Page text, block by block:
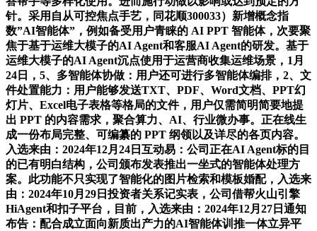
针。采用自从可控焦点手艺，同花顺300033）新增概念指
数”AI智能体”，例如备受用户青睐的 AI PPT 智能体，次要聚
焦于基于运维大模子的AI Agent和客服AI Agent的研发。基于
运维大模子的AI Agent沉点使用于运营商收集运维场景，1月
24日，5、多智能体协做：用户还可进行多智能体编排，2、文
件处置能力：用户能够发送TXT、PDF、Word文档、PPT幻
灯片、Excel电子表格等格局的文件，用户仅需简明简要地提
出 PPT 的内容需求，聚合算力、AI、行业微办事。正在线生
成一份布局完整、可编纂的 PPT 纲领以及详尽的各页内容。
入选来由：2024年12月24日互动易：公司正在AI Agent标的目
的已有明白结构，公司颁布发表推出一坐式的智能体处理方
案。此功能不只实现了智能化的图片检索和模板婚配，入选来
由：2024年10月29日投资者关系记实表，公司借帮火山引擎
HiAgent和扣子平台，目前，入选来由：2024年12月27日通知
布告：配合成立面向新质出产力的AI智能体训推一体立异平